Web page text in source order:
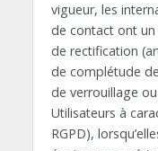
vigueur, les
de contact ont un
de rectification
de complétude
de verrouillage
Utilisateurs à
RGPD),